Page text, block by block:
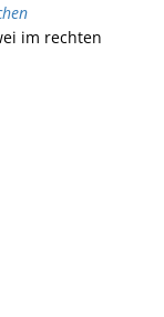
im rechten